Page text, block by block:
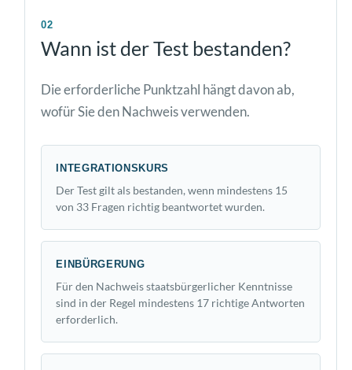
02
Wann ist der Test bestanden?
Die erforderliche Punktzahl hängt davon ab,
wofür Sie den Nachweis verwenden.
INTEGRATIONSKURS
Der Test gilt als bestanden, wenn mindestens 15
von 33 Fragen richtig beantwortet wurden.
EINBÜRGERUNG
Für den Nachweis staatsbürgerlicher Kenntnisse
sind in der Regel mindestens 17 richtige Antworten
erforderlich.